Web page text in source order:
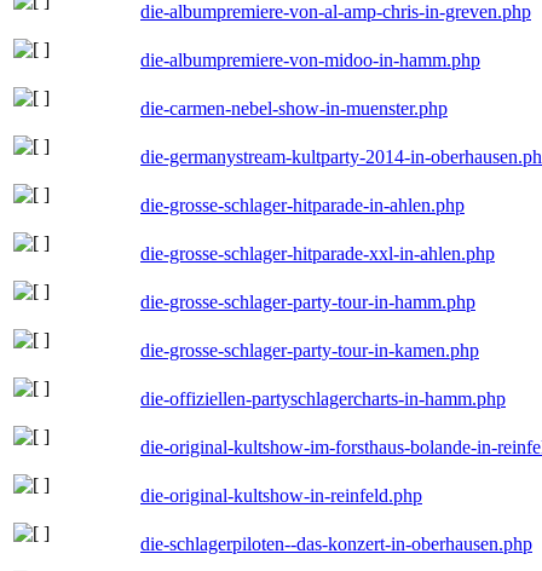
die-albumpremiere-von-al-amp-chris-in-greven.php
die-albumpremiere-von-midoo-in-hamm.php
die-carmen-nebel-show-in-muenster.php
die-germanystream-kultparty-2014-in-
die-grosse-schlager-hitparade-in-ahlen.php
die-grosse-schlager-hitparade-xxl-in-ahlen.php
die-grosse-schlager-party-tour-in-hamm.php
die-grosse-schlager-party-tour-in-kamen.php
die-offiziellen-partyschlagercharts-in-hamm.php
die-original-kultshow-im-forsthaus-bolande-in-
die-original-kultshow-in-reinfeld.php
die-schlagerpiloten--das-konzert-in-oberhausen.php